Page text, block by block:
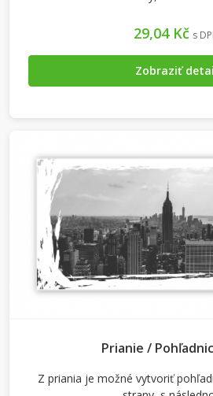
29,04 Kč s
Zobraziť
Prianie /
Z priania je možné vytvoriť